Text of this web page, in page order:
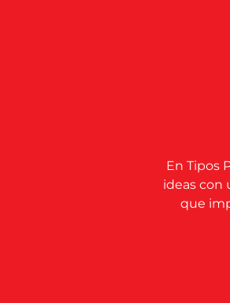
En Tipos
ideas con
que